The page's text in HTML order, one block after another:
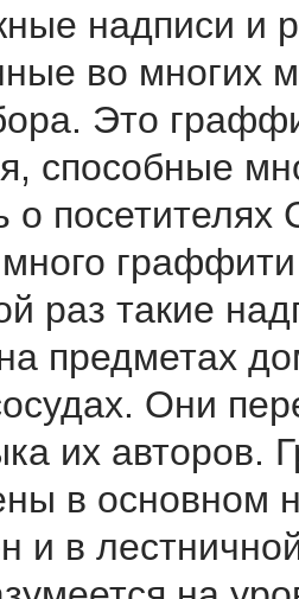
надписи и
во многих
Это
способные
о
раз такие
предметах
Они
их авторов.
в основном
и в